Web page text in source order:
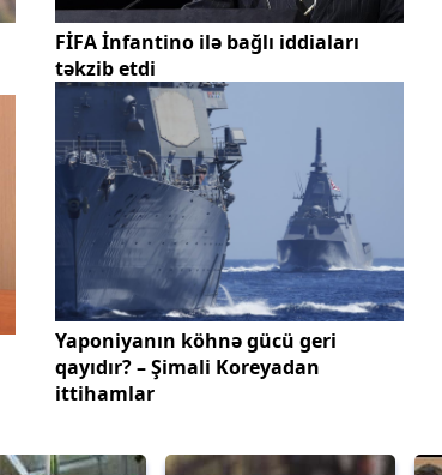
FİFA İnfantino ilə bağlı iddiaları
təkzib etdi
Yaponiyanın köhnə gücü geri
qayıdır? – Şimali Koreyadan
ittihamlar